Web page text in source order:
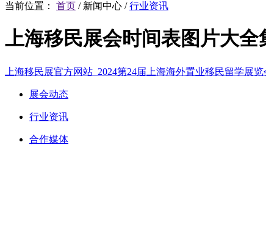
当前位置： 首页 / 新闻中心 /行业资讯
上海移民展会时间表图片大全
上海移民展官方网站_2024第24届上海海外置业移民留学展
展会动态
行业资讯
合作媒体